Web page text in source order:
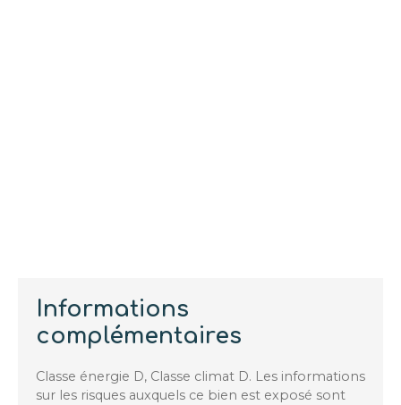
Informations
complémentaires
Classe énergie D, Classe climat D. Les informations
sur les risques auxquels ce bien est exposé sont